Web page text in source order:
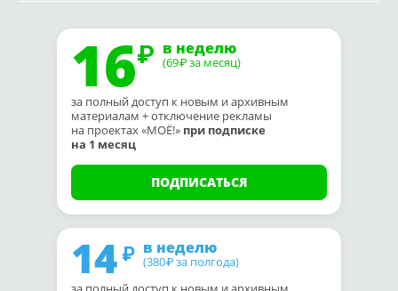
16 в неделю
(69₽ за месяц)
за полный доступ к новым и архивным
материалам + отключение рекламы
на проектах «МОЁ!» при подписке
на 1 месяц
ПОДПИСАТЬСЯ
14 в неделю
(380₽ за полгода)